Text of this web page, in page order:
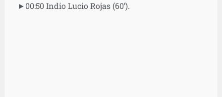
►00:50 Indio Lucio Rojas (60’).